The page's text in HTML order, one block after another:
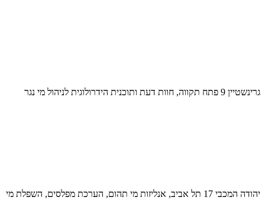
גרינשטיין 9 פתח תקווה, חוות דעת ותוכנית הידרולוגית לניהול מי נגר
יהודה המכבי 17 תל אביב, אנליזות מי תהום, הערכת מפלסים, השפלת מי